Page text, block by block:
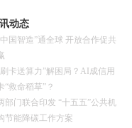
动态
中国智造”通全球 开放合作促共
刷卡送算力”解困局？AI成信用
“救命稻草”？
部门联合印发 “十五五”公共机
节能降碳工作方案